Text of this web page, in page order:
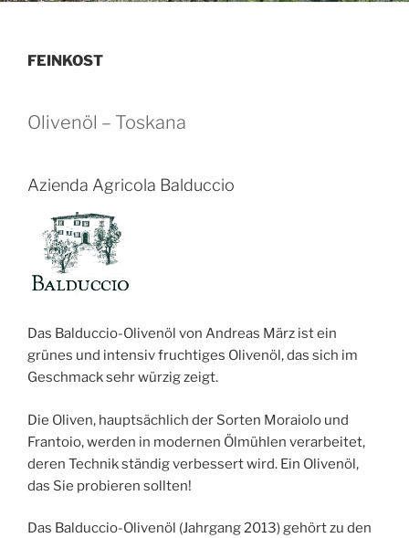
FEINKOST
Olivenöl – Toskana
Azienda Agricola Balduccio
Das Balduccio-Olivenöl von Andreas März ist ein
grünes und intensiv fruchtiges Olivenöl, das sich im
Geschmack sehr würzig zeigt.
Die Oliven, hauptsächlich der Sorten Moraiolo und
Frantoio, werden in modernen Ölmühlen verarbeitet,
deren Technik ständig verbessert wird. Ein Olivenöl,
das Sie probieren sollten!
Das Balduccio-Olivenöl (Jahrgang 2013) gehört zu den